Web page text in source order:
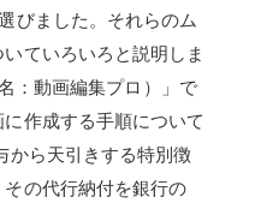
びました。それらのム
ていろいろと説明しま
：動画編集プロ）」で
作成する手順について
から天引きする特別徴
の代行納付を銀行の